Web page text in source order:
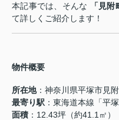
本記事では、そんな
「見
て詳しくご紹介します！
物件概要
所在地：神奈川県平塚市見
最寄り駅 ：東海道本線「平
面積 ：12.43坪（約41.1㎡）